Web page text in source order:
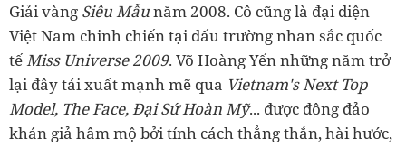
Giải vàng Siêu Mẫunăm 2008. Cô cũng là đại diện
Việt Nam chinh chiến tại đấu trường nhan sắc quốc
tếMiss Universe 2009. Võ Hoàng Yến những năm trở
lại đây tái xuất mạnh mẽ qua Vietnam's Next Top
Model, The Face, Đại Sứ Hoàn Mỹ... được đông đảo
khán giả hâm mộ bởi tính cách thẳng thắn, hài hước,